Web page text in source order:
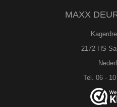
MAXX
2172 HS
Tel. 06 -